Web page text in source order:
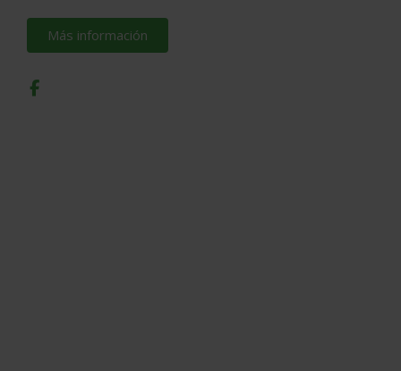
Más información